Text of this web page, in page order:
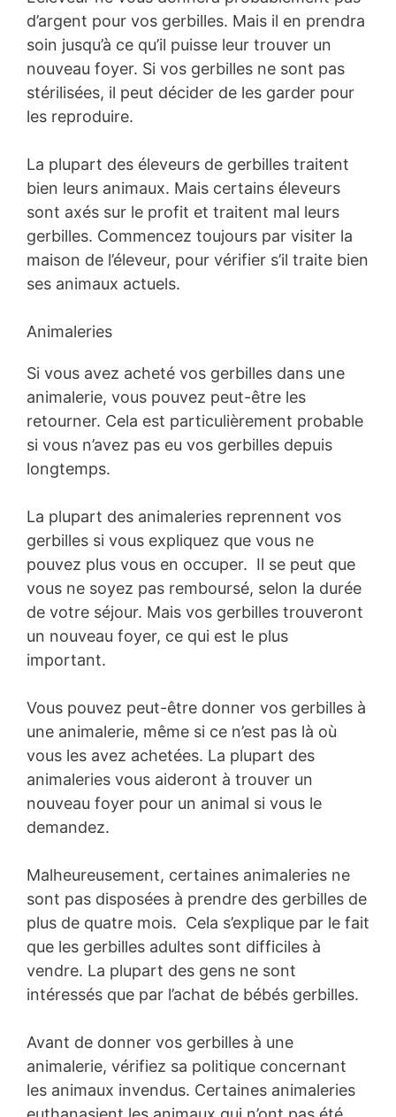
d’argent pour vos gerbilles. Mais il en prendra
soin jusqu’à ce qu’il puisse leur trouver un
nouveau foyer. Si vos gerbilles ne sont pas
stérilisées, il peut décider de les garder pour
les reproduire.
La plupart des éleveurs de gerbilles traitent
bien leurs animaux. Mais certains éleveurs
sont axés sur le profit et traitent mal leurs
gerbilles. Commencez toujours par visiter la
maison de l’éleveur, pour vérifier s’il traite bien
ses animaux actuels.
Animaleries
Si vous avez acheté vos gerbilles dans une
animalerie, vous pouvez peut-être les
retourner. Cela est particulièrement probable
si vous n’avez pas eu vos gerbilles depuis
longtemps.
La plupart des animaleries reprennent vos
gerbilles si vous expliquez que vous ne
pouvez plus vous en occuper. Il se peut que
vous ne soyez pas remboursé, selon la durée
de votre séjour. Mais vos gerbilles trouveront
un nouveau foyer, ce qui est le plus
important.
Vous pouvez peut-être donner vos gerbilles à
une animalerie, même si ce n’est pas là où
vous les avez achetées. La plupart des
animaleries vous aideront à trouver un
nouveau foyer pour un animal si vous le
demandez.
Malheureusement, certaines animaleries ne
sont pas disposées à prendre des gerbilles de
plus de quatre mois. Cela s’explique par le fait
que les gerbilles adultes sont difficiles à
vendre. La plupart des gens ne sont
intéressés que par l’achat de bébés gerbilles.
Avant de donner vos gerbilles à une
animalerie, vérifiez sa politique concernant
les animaux invendus. Certaines animaleries